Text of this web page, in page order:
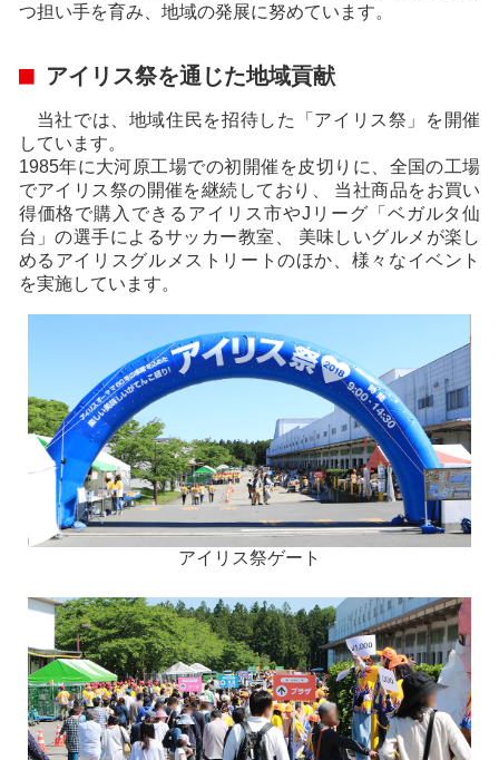
つ担い手を育み、地域の発展に努めています。
アイリス祭を通じた地域貢献
当社では、地域住民を招待した「アイリス祭」を開催
しています。
1985年に大河原工場での初開催を皮切りに、全国の工場
でアイリス祭の開催を継続しており、 当社商品をお買い
得価格で購入できるアイリス市やJリーグ「ベガルタ仙
台」の選手によるサッカー教室、 美味しいグルメが楽し
めるアイリスグルメストリートのほか、様々なイベント
を実施しています。
アイリス祭ゲート